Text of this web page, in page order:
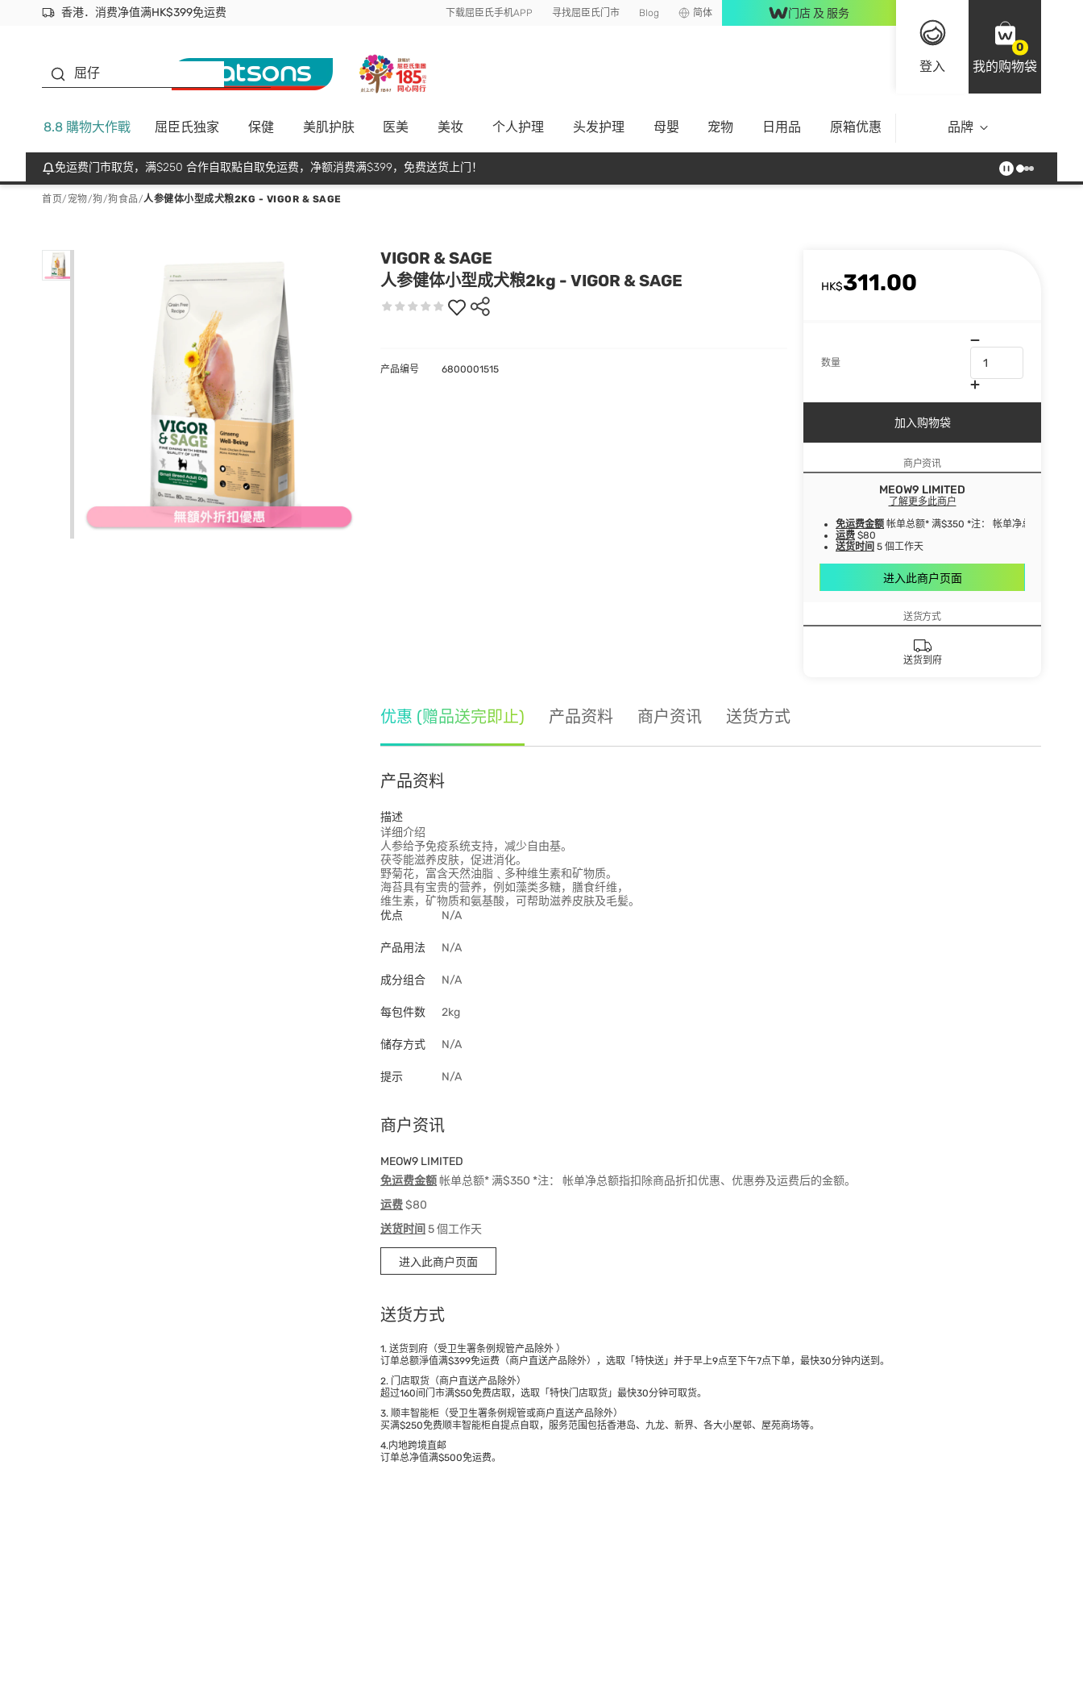
香港．消费净值满HK$399免运费
立即成为易赏钱会员尽享独家优惠
首次APP下单买满$450 输入 NEWAPP 即减$50 下载屈臣氏手机APP 寻找屈臣氏门市 Blog 简体 门店 及 服务
登入
0
我的购物袋
屈仔
8.8 購物大作戰 屈臣氏独家 保健 美肌护肤 医美 美妆 个人护理 头发护理 母嬰 宠物 日用品 原箱优惠 品牌
免运费门市取货，满$250 合作自取點自取免运费，净额消费满$399，免费送货上门！
首页/ 宠物/狗/狗食品/人参健体小型成犬粮2KG - VIGOR & SAGE
VIGOR & SAGE
人参健体小型成犬粮2kg - VIGOR & SAGE
HK$311.00
数量
加入购物袋
商户资讯
MEOW9 LIMITED
了解更多此商户
免运费金额 帐单总额* 满$350 *注： 帐单净总额指扣除
运费 $80
送货时间 5 個工作天
进入此商户页面
送货方式
送货到府
产品编号 6800001515
优惠 (赠品送完即止) 产品资料 商户资讯 送货方式
产品资料
描述
详细介绍
人参给予免疫系统支持，减少自由基。
茯苓能滋养皮肤，促进消化。
野菊花，富含天然油脂﹑多种维生素和矿物质。
海苔具有宝贵的营养，例如藻类多糖，膳食纤维，
维生素，矿物质和氨基酸，可帮助滋养皮肤及毛髪。
优点
N/A
产品用法 N/A
成分组合 N/A
每包件数 2kg
储存方式 N/A
提示 N/A
商户资讯
MEOW9 LIMITED
免运费金额帐单总额* 满$350 *注： 帐单净总额指扣除商品折扣优惠、优惠券及运费后的金额。
运费$80
送货时间 5 個工作天
进入此商户页面
送货方式
1. 送货到府（受卫生署条例规管产品除外 ）
订单总额淨值满$399免运费（商户直送产品除外），选取「特快送」并于早上9点至下午7点下单，最快30分钟内送到​。
2. 门店取货（商户直送产品除外）
超过160间门市满$50免费店取，选取「特快门店取货」最快30分钟可取货。
3. 顺丰智能柜（受卫生署条例规管或商户直送产品除外）
买满$250免费顺丰智能柜自提点自取，服务范围包括香港岛、九龙、新界、各大小屋邨、屋苑商场等。
4.内地跨境直邮
订单总净值满$500免运费。